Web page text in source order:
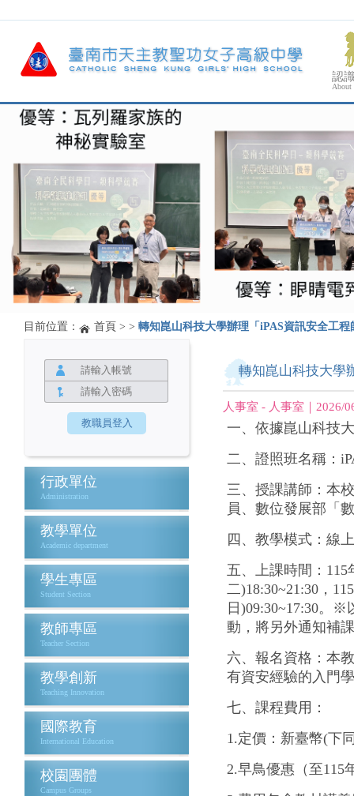
認
About
目前位置： 首頁 > > 轉知崑山科技大學辦理「iPAS資訊安全工
行政單位
Administration
教學單位
Academic department
學生專區
Student Section
教師專區
Teacher Section
教學創新
Teaching Innovation
國際教育
International Education
校園團體
Campus Groups
轉知崑山科技大學
人事室 - 人事室｜2026/
一、依據崑山科技
二、證照班名稱：
三、授課講師：本
員、數位發展部「
四、教學模式：線
五、上課時間：115
二)18:30~21:30，
日)09:30~17:30。
動，將另外通知補
六、報名資格：本
有資安經驗的入門
七、課程費用：
1.定價：新臺幣(下
2.早鳥優惠（至115